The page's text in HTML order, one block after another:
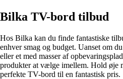
Bilka TV-bord tilbud
Hos Bilka kan du finde fantastiske
enhver smag og budget. Uanset om
eller et med masser af
produkter at vælge imellem. Hold øje
perfekte TV-bord til en fantastisk pris.